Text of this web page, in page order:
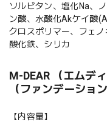
ソルビタン、塩化Na、
ン酸、水酸化Akケイ酸
クロスポリマー、フェノ
酸化鉄、シリカ
M-DEAR （エムデ
（ファンデーショ
【内容量】